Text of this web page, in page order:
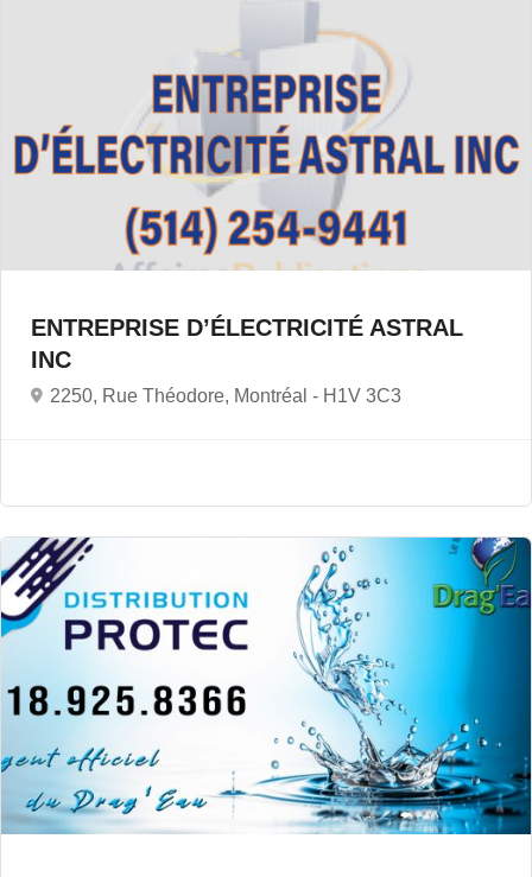
ENTREPRISE D’ÉLECTRICITÉ ASTRAL
INC
2250, Rue Théodore, Montréal - H1V 3C3